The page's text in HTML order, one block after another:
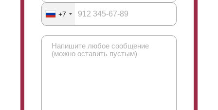
+7